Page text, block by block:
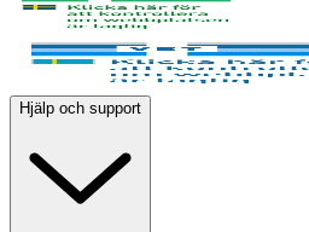
Hjälp och support